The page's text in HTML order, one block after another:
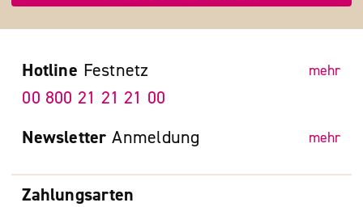
Zahlungsarten
Hotline Festnetz mehr
00 800 21 21 21 00
Newsletter Anmeldung mehr